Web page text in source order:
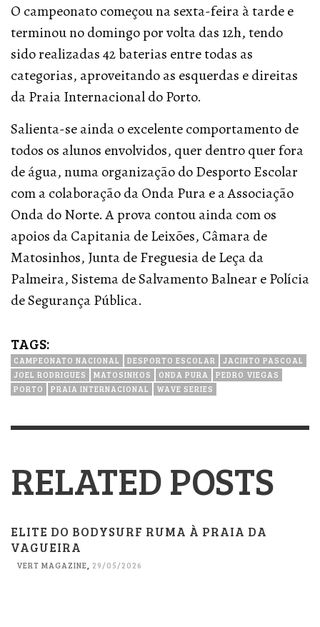
O campeonato começou na sexta-feira à tarde e
terminou no domingo por volta das 12h, tendo
sido realizadas 42 baterias entre todas as
categorias, aproveitando as esquerdas e direitas
da Praia Internacional do Porto.
Salienta-se ainda o excelente comportamento de
todos os alunos envolvidos, quer dentro quer fora
de água, numa organização do Desporto Escolar
com a colaboração da Onda Pura e a Associação
Onda do Norte. A prova contou ainda com os
apoios da Capitania de Leixões, Câmara de
Matosinhos, Junta de Freguesia de Leça da
Palmeira, Sistema de Salvamento Balnear e Polícia
de Segurança Pública.
TAGS:
CAMPEONATO NACIONAL DESPORTO ESCOLAR
JACINTO PASCOAL
JOEL RODRIGUES
MATOSINHOS ONDA PURA
PEDRO VIEGAS
PORTO
PRAIA INTERNACIONAL WAVE SERIES
RELATED POSTS
ELITE DO BODYSURF RUMA À PRAIA DA
VAGUEIRA
VERT MAGAZINE 29/05/2026